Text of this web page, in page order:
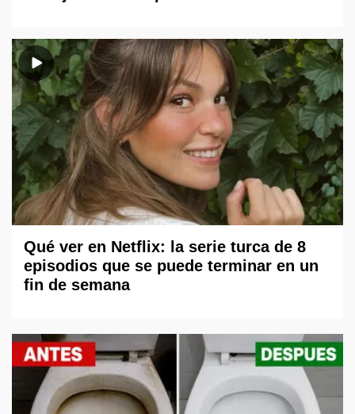
Qué ver en Netflix: la serie turca de 8
episodios que se puede terminar en un
fin de semana